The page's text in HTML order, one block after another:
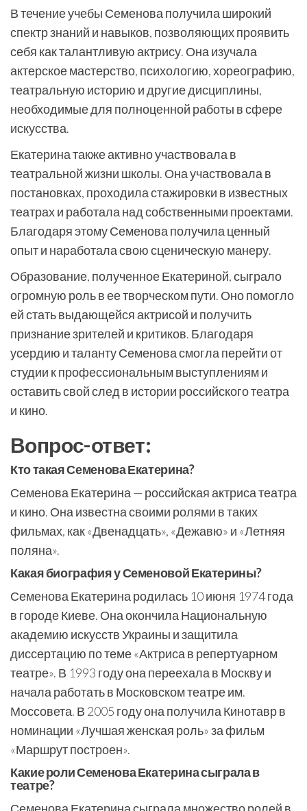
В течение учебы Семенова получила широкий
спектр знаний и навыков, позволяющих проявить
себя как талантливую актрису. Она изучала
актерское мастерство, психологию, хореографию,
театральную историю и другие дисциплины,
необходимые для полноценной работы в сфере
искусства.
Екатерина также активно участвовала в
театральной жизни школы. Она участвовала в
постановках, проходила стажировки в известных
театрах и работала над собственными проектами.
Благодаря этому Семенова получила ценный
опыт и наработала свою сценическую манеру.
Образование, полученное Екатериной, сыграло
огромную роль в ее творческом пути. Оно помогло
ей стать выдающейся актрисой и получить
признание зрителей и критиков. Благодаря
усердию и таланту Семенова смогла перейти от
студии к профессиональным выступлениям и
оставить свой след в истории российского театра
и кино.
Вопрос-ответ:
Кто такая Семенова Екатерина?
Семенова Екатерина — российская актриса театра
и кино. Она известна своими ролями в таких
фильмах, как «Двенадцать», «Дежавю» и «Летняя
поляна».
Какая биография у Семеновой Екатерины?
Семенова Екатерина родилась 10 июня 1974 года
в городе Киеве. Она окончила Национальную
академию искусств Украины и защитила
диссертацию по теме «Актриса в репертуарном
театре». В 1993 году она переехала в Москву и
начала работать в Московском театре им.
Моссовета. В 2005 году она получила Кинотавр в
номинации «Лучшая женская роль» за фильм
«Маршрут построен».
Какие роли Семенова Екатерина сыграла в
театре?